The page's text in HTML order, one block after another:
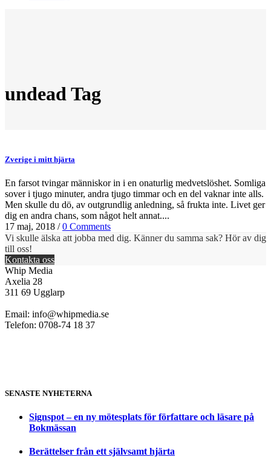
undead Tag
Zverige i mitt hjärta
En farsot tvingar människor in i en onaturlig medvetslöshet. Somliga
sover i tjugo minuter, andra tjugo timmar och en del vaknar inte alls.
Men skulle du dö, av outgrundlig anledning, så frukta inte. Livet ger
dig en andra chans, som något helt annat....
17 maj, 2018 /0 Comments
Vi skulle älska att jobba med dig. Känner du samma sak? Hör av dig
till oss!
Kontakta oss
Whip Media
Axelia 28
311 69 Ugglarp
Email: info@whipmedia.se
Telefon: 0708-74 18 37
SENASTE NYHETERNA
Signspot – en ny mötesplats för författare och läsare på
Bokmässan
Berättelser från ett självsamt hjärta